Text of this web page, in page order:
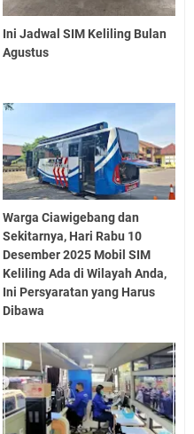
Ini Jadwal SIM Keliling Bulan
Agustus
Warga Ciawigebang dan
Sekitarnya, Hari Rabu 10
Desember 2025 Mobil SIM
Keliling Ada di Wilayah Anda,
Ini Persyaratan yang Harus
Dibawa